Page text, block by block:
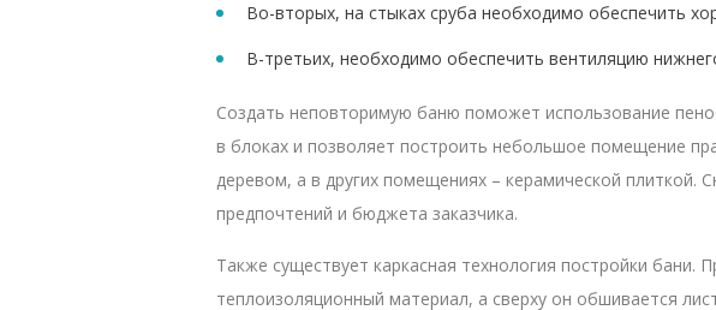
Во-вторых, на стыках сруба необходимо обеспечить
В-третьих, необходимо обеспечить вентиляцию
Создать неповторимую баню поможет использование
в блоках и позволяет построить небольшое помещение
деревом, а в других помещениях – керамической
предпочтений и бюджета заказчика.
Также существует каркасная технология постройки бани.
теплоизоляционный материал, а сверху он обшивается